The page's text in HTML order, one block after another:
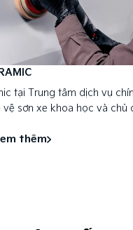
tại Trung tâm dịch vụ
sơn xe khoa học và chủ
thêm